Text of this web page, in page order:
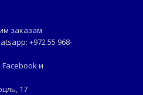
заказам
+972 55 968-
Facebookи
17